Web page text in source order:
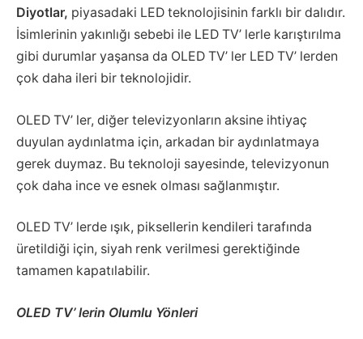
Diyotlar, piyasadaki LED teknolojisinin farklı bir dalıdır.
İsimlerinin yakınlığı sebebi ile LED TV’ lerle karıştırılma
gibi durumlar yaşansa da OLED TV’ ler LED TV’ lerden
çok daha ileri bir teknolojidir.
OLED TV’ ler, diğer televizyonların aksine ihtiyaç
duyulan aydınlatma için, arkadan bir aydınlatmaya
gerek duymaz. Bu teknoloji sayesinde, televizyonun
çok daha ince ve esnek olması sağlanmıştır.
OLED TV’ lerde ışık, piksellerin kendileri tarafında
üretildiği için, siyah renk verilmesi gerektiğinde
tamamen kapatılabilir.
OLED TV’ lerin Olumlu Yönleri